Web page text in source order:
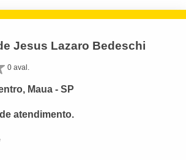
Jesus Lazaro Bedeschi
0 aval.
Maua - SP
atendimento.